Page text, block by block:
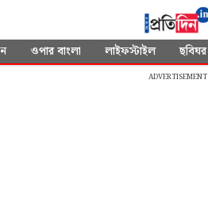
ওপার বাংলা লাইফস্টাইল ছবিঘর
ADVERTISEMENT